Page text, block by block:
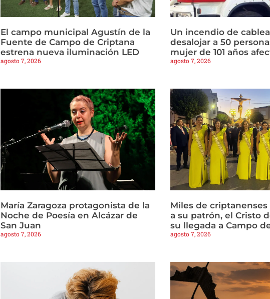
El campo municipal Agustín de la
Fuente de Campo de Criptana
estrena nueva iluminación LED
agosto 7, 2026
Un incendio de
desalojar a 50
mujer de 101 años
agosto 7, 2026
María Zaragoza protagonista de la
Noche de Poesía en Alcázar de
San Juan
agosto 7, 2026
Miles de
a su patrón, el Cristo
su llegada a Campo
agosto 7, 2026